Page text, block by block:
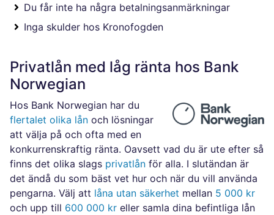
Du får inte ha några betalningsanmärkningar
Inga skulder hos Kronofogden
Privatlån med låg ränta hos Bank
Norwegian
Hos Bank Norwegian har du
flertalet olika lån och lösningar
att välja på och ofta med en
konkurrenskraftig ränta. Oavsett vad du är ute efter så
finns det olika slags privatlån för alla. I slutändan är
det ändå du som bäst vet hur och när du vill använda
pengarna. Välj att låna utan säkerhet mellan 5 000 kr
och upp till 600 000 kr eller samla dina befintliga lån